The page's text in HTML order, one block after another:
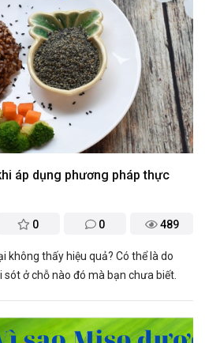
áp dụng phương pháp thực
0 0 489
không thấy hiệu quả? Có thể là do
ở chỗ nào đó mà bạn chưa biết.